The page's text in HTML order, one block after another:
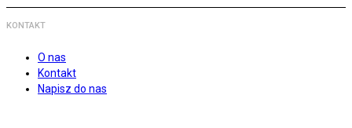
KONTAKT
O nas
Kontakt
Napisz do nas